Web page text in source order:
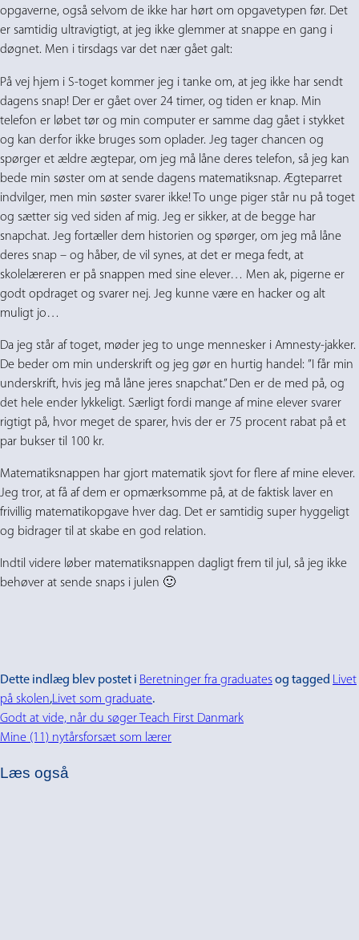
opgaverne, også selvom de ikke har hørt om opgavetypen før. Det
er samtidig ultravigtigt, at jeg ikke glemmer at snappe en gang i
døgnet. Men i tirsdags var det nær gået galt:
På vej hjem i S-toget kommer jeg i tanke om, at jeg ikke har sendt
dagens snap! Der er gået over 24 timer, og tiden er knap. Min
telefon er løbet tør og min computer er samme dag gået i stykket
og kan derfor ikke bruges som oplader. Jeg tager chancen og
spørger et ældre ægtepar, om jeg må låne deres telefon, så jeg kan
bede min søster om at sende dagens matematiksnap. Ægteparret
indvilger, men min søster svarer ikke! To unge piger står nu på toget
og sætter sig ved siden af mig. Jeg er sikker, at de begge har
snapchat. Jeg fortæller dem historien og spørger, om jeg må låne
deres snap – og håber, de vil synes, at det er mega fedt, at
skolelæreren er på snappen med sine elever… Men ak, pigerne er
godt opdraget og svarer nej. Jeg kunne være en hacker og alt
muligt jo…
Da jeg står af toget, møder jeg to unge mennesker i Amnesty-jakker.
De beder om min underskrift og jeg gør en hurtig handel: ”I får min
underskrift, hvis jeg må låne jeres snapchat.” Den er de med på, og
det hele ender lykkeligt. Særligt fordi mange af mine elever svarer
rigtigt på, hvor meget de sparer, hvis der er 75 procent rabat på et
par bukser til 100 kr.
Matematiksnappen har gjort matematik sjovt for flere af mine elever.
Jeg tror, at få af dem er opmærksomme på, at de faktisk laver en
frivillig matematikopgave hver dag. Det er samtidig super hyggeligt
og bidrager til at skabe en god relation.
Indtil videre løber matematiksnappen dagligt frem til jul, så jeg ikke
behøver at sende snaps i julen 🙂
Dette indlæg blev postet i Beretninger fra graduatesog tagged Livet
på skolen,Livet som graduate.
Godt at vide, når du søger Teach First Danmark
Mine (11) nytårsforsæt som lærer
Læs også